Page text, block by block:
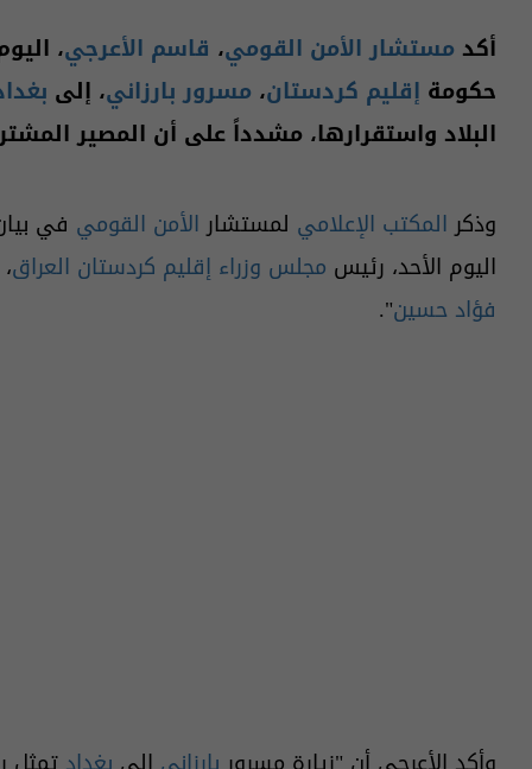
أكد مستشار الأمن القومي، قاسم الأعرجي
حكومة إقليم كردستان، مسرور بارزاني، إلى
البلاد واستقرارها، مشدداً على أن المصير
وذكرالمكتب الإعلامي لمستشارالأمن القومي في
اليوم الأحد، رئيس مجلس وزراء إقليم كردستان العراق،
فؤاد حسين".